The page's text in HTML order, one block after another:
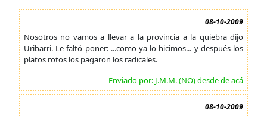
08-10-2009
Nosotros no vamos a llevar a la provincia a la quiebra dijo
Uribarri. Le faltó poner: ...como ya lo hicimos... y después los
platos rotos los pagaron los radicales.
Enviado por: J.M.M. (NO) desde de acá
08-10-2009